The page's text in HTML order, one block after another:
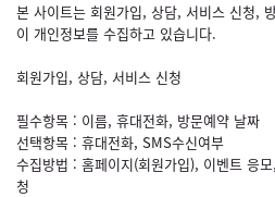
본 사이트는 회원가입, 상담, 서비스 신청,
이 개인정보를 수집하고 있습니다.
회원가입, 상담, 서비스 신청
필수항목 : 이름, 휴대전화, 방문예약 날짜
선택항목 : 휴대전화, SMS수신여부
수집방법 : 홈페이지(회원가입), 이벤트 응
청